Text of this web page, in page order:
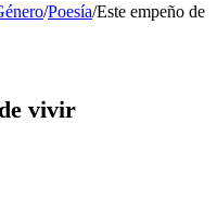
/Poesía/Este empeño de
vivir